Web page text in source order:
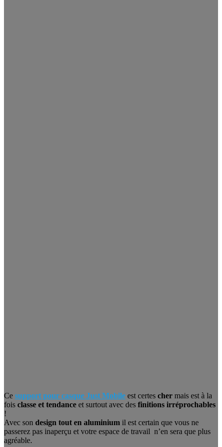
Ce support pour casque Just Mobile est certes cher mais est à la
fois classe et tendance et surtout avec des finitions irréprochables
!
Avec son design tout en aluminium il est certain que vous ne
passerez pas inaperçu et votre espace de travail n’en sera que plus
agréable.